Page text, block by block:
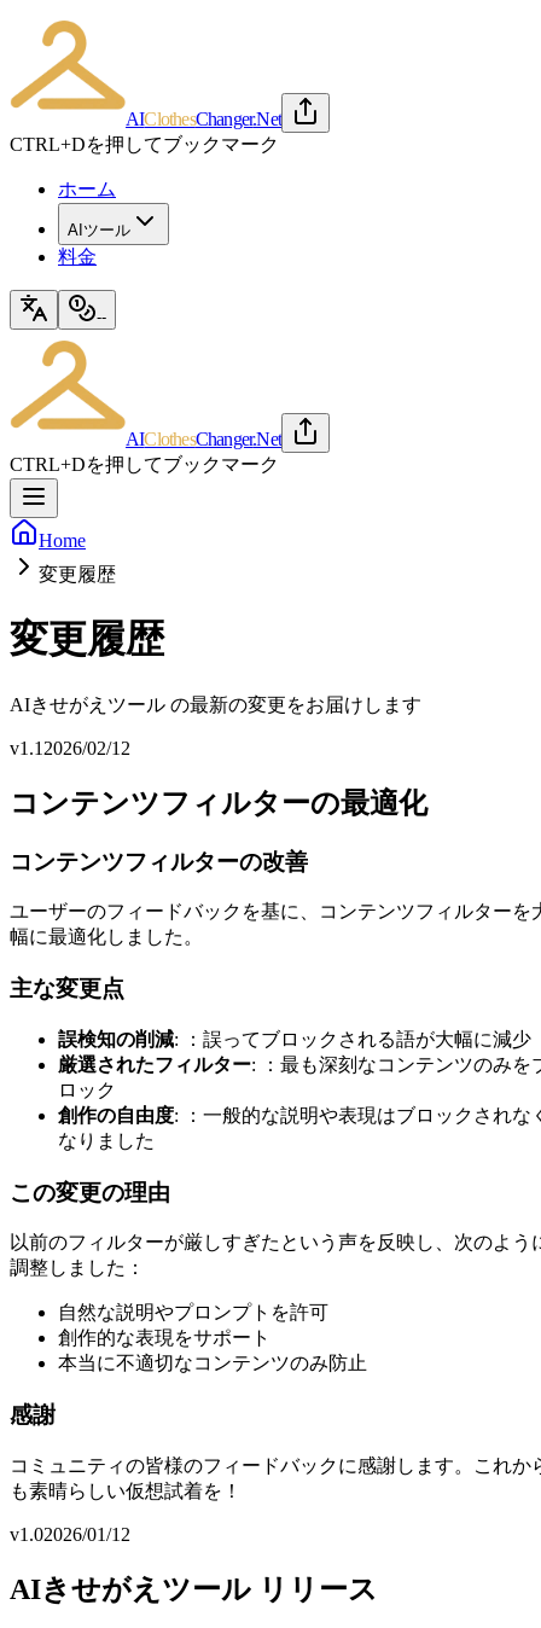
AIClothesChanger.Net
CTRL+Dを押してブックマーク
ホーム
AIツール
料金
--
AIClothesChanger.Net
CTRL+Dを押してブックマーク
Home
変更履歴
変更履歴
AIきせがえツール の最新の変更をお届けします
v1.1 2026/02/12
コンテンツフィルターの最適化
コンテンツフィルターの改善
ユーザーのフィードバックを基に、コンテンツフィルターを
幅に最適化しました。
主な変更点
誤検知の削減: ：誤ってブロックされる語が大幅に減少
厳選されたフィルター: ：最も深刻なコンテンツのみを
ロック
創作の自由度: ：一般的な説明や表現はブロックされな
なりました
この変更の理由
以前のフィルターが厳しすぎたという声を反映し、次のよう
調整しました：
自然な説明やプロンプトを許可
創作的な表現をサポート
本当に不適切なコンテンツのみ防止
感謝
コミュニティの皆様のフィードバックに感謝します。これか
も素晴らしい仮想試着を！
v1.02026/01/12
AIきせがえツール リリース